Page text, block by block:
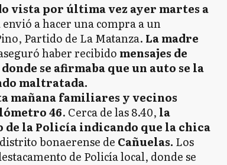
vista por última vez ayer martes a
a hacer una compra a un
Partido de La Matanza. La madre
haber recibido mensajes de
se afirmaba que un auto se la
maltratada.
mañana familiares y vecinos
46. Cerca de las 8.40, la
la Policía indicando que la chica
bonaerense de Cañuelas. Los
de Policía local, donde se